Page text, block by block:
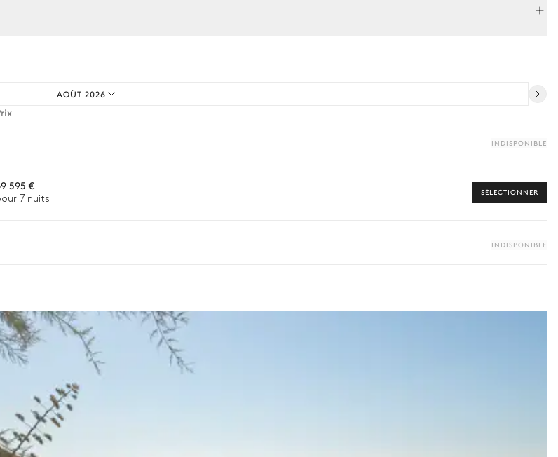
ou la disponibilité. Notre conciergerie vous guidera vers les offres disponibles pour votre séjour.
AOÛT 2026
INDISPONIBLE
595 €
7 nuits
SÉLECTIONNER
INDISPONIBLE